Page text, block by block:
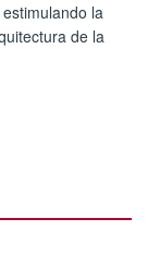
la
de la